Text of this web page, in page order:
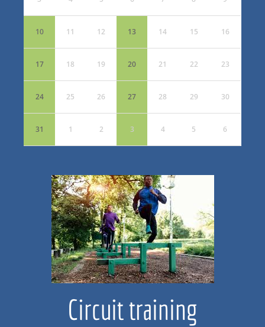
Circuit training
10 11 12 13 14 15 16
17 18 19 20 21 22 23
24 25 26 27 28 29 30
31 1 2 3 4 5 6